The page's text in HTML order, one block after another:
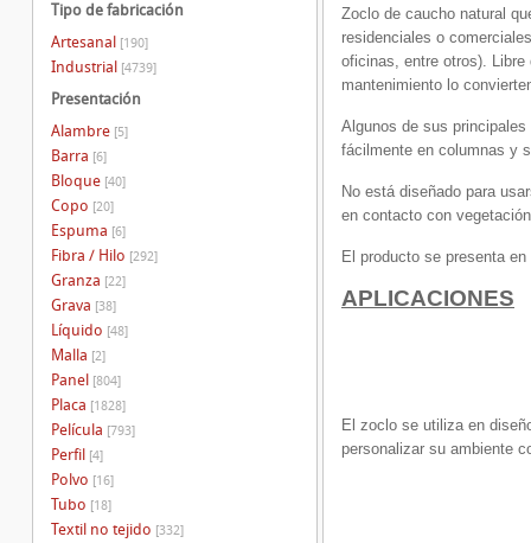
Zoclo de caucho natural
residenciales o
oficinas, entre otros).
mantenimiento lo
Algunos de sus
fácilmente en columnas y
No está diseñado para
en contacto con
El producto se presenta
APLICACIONES
El zoclo se utiliza en
personalizar su ambiente
Tipo de fabricación
Artesanal [190]
Industrial [4739]
Presentación
Alambre [5]
Barra [6]
Bloque [40]
Copo [20]
Espuma [6]
Fibra / Hilo [292]
Granza [22]
Grava [38]
Líquido [48]
Malla [2]
Panel [804]
Placa [1828]
Película [793]
Perfil [4]
Polvo [16]
Tubo [18]
Textil no tejido [332]